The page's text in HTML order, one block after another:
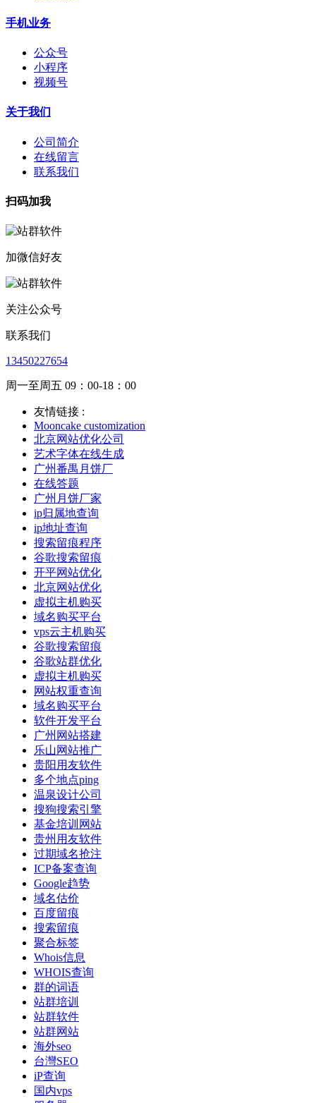
手机业务
公众号
小程序
视频号
关于我们
公司简介
在线留言
联系我们
扫码加我
加微信好友
关注公众号
联系我们
13450227654
周一至周五 09：00-18：00
友情链接 :
Mooncake customization
北京网站优化公司
艺术字体在线生成
广州番禺月饼厂
在线答题
广州月饼厂家
ip归属地查询
ip地址查询
搜索留痕程序
谷歌搜索留痕
开平网站优化
北京网站优化
虚拟主机购买
域名购买平台
vps云主机购买
谷歌搜索留痕
谷歌站群优化
虚拟主机购买
网站权重查询
域名购买平台
软件开发平台
广州网站搭建
乐山网站推广
贵阳用友软件
多个地点ping
温泉设计公司
搜狗搜索引擎
基金培训网站
贵州用友软件
过期域名抢注
ICP备案查询
Google趋势
域名估价
百度留痕
搜索留痕
聚合标签
Whois信息
WHOIS查询
群的词语
站群培训
站群软件
站群网站
海外seo
台灣SEO
iP查询
国内vps